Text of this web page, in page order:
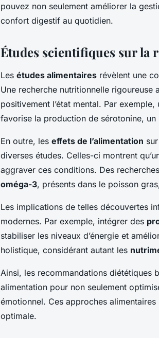
pouvez non seulement améliorer la
confort digestif au quotidien.
Études scientifiques sur
Les études alimentaires révèlent une
Une recherche nutritionnelle
positivement l’état mental. Par
favorise la production de sérotonine,
En outre, les effets de l’alimentation
diverses études. Celles-ci montrent
aggraver ces conditions. Des
oméga-3, présents dans le poisson
Les implications de telles découvertes
modernes. Par exemple, intégrer des
stabiliser les niveaux d’énergie et
holistique, considérant autant les
Ainsi, les recommandations diététiques
alimentation pour non seulement
émotionnel. Ces approches
optimale.